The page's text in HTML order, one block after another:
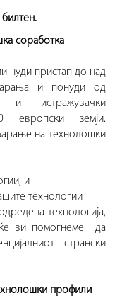
соработка
нуди пристап до над
и понуди од
и истражувачки
европски земји.
на технолошки
и
технологии
технологија,
ќе ви помогнеме да
странски
профили